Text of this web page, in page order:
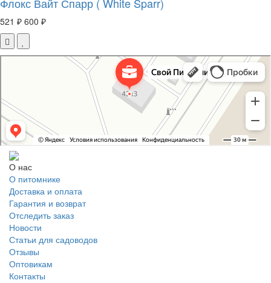
521 ₽ 600 ₽
Питомник растений в Москве
О нас
О питомнике
Доставка и оплата
Гарантия и возврат
Отследить заказ
Новости
Статьи для садоводов
Отзывы
Оптовикам
Контакты